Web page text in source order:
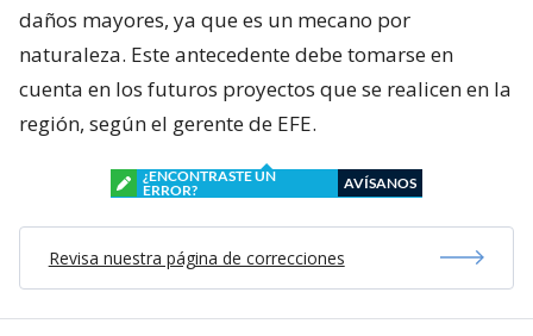
daños mayores, ya que es un mecano por
naturaleza. Este antecedente debe tomarse en
cuenta en los futuros proyectos que se realicen en la
región, según el gerente de EFE.
¿ENCONTRASTE UN
ERROR?
AVÍSANOS
Revisa nuestra página de correcciones